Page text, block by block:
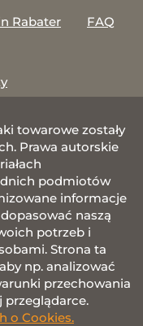
Rabater
FAQ
towarowe zostały
Prawa autorskie
podmiotów
informacje
naszą
potrzeb i
Strona ta
np. analizować
przechowania
o Cookies.